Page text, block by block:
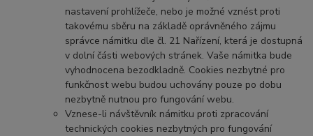
nastavení prohlížeče, nebo je možné vznést proti
takovému sběru na základě oprávněného zájmu
správce námitku dle čl. 21 Nařízení, která je dostupná
v dolní části webových stránek. Vaše námitka bude
vyhodnocena bezodkladně. Cookies nezbytné pro
funkčnost webu budou uchovány pouze po dobu
nezbytně nutnou pro fungování webu.
Vznese-li návštěvník námitku proti zpracování
technických cookies nezbytných pro fungování